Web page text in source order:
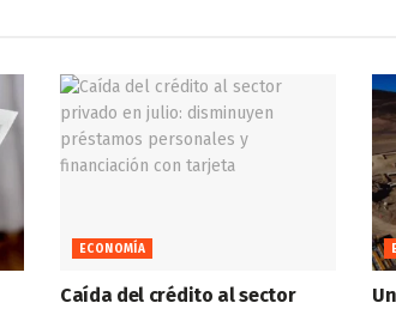
ECONOMÍA
Caída del crédito al sector